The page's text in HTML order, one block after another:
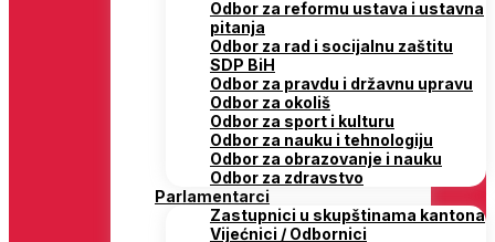
Odbor za reformu ustava i ustavna
pitanja
Odbor za rad i socijalnu zaštitu
SDP BiH
Odbor za pravdu i državnu upravu
Odbor za okoliš
Odbor za sport i kulturu
Odbor za nauku i tehnologiju
Odbor za obrazovanje i nauku
Odbor za zdravstvo
Parlamentarci
Zastupnici u skupštinama kantona
Vijećnici / Odbornici